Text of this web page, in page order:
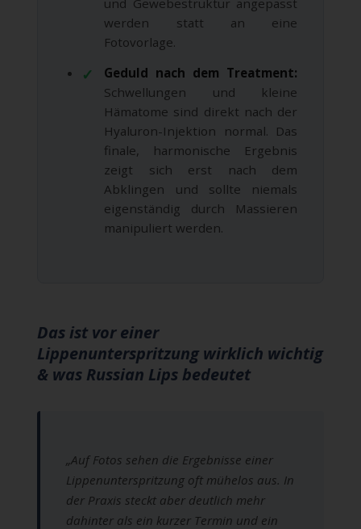
werden statt an eine
Fotovorlage.
Geduld nach dem Treatment:
Schwellungen und kleine
Hämatome sind direkt nach der
Hyaluron-Injektion normal. Das
finale, harmonische Ergebnis
zeigt sich erst nach dem
Abklingen und sollte niemals
eigenständig durch Massieren
manipuliert werden.
Das ist vor einer
Lippenunterspritzung wirklich wichtig
& was Russian Lips bedeutet
„Auf Fotos sehen die Ergebnisse einer
Lippenunterspritzung oft mühelos aus. In
der Praxis steckt aber deutlich mehr
dahinter als ein kurzer Termin und ein